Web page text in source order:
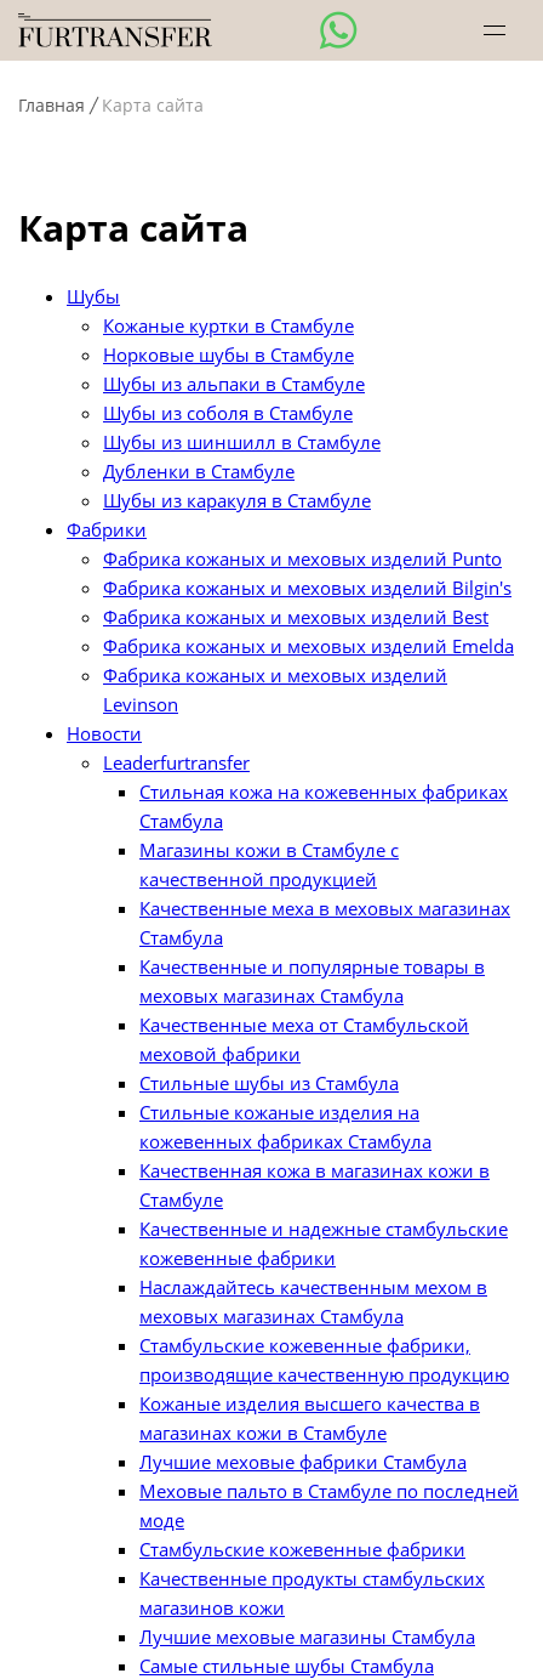
Punto
Bilgin's
Best
Emelda
Levinson
Кожаные куртки
Норка
Альпака
Соболь
Шиншила
Дубленки
Каракуль
Главная Карта сайта
Карта сайта
Шубы
Кожаные куртки в Стамбуле
Норковые шубы в Стамбуле
Шубы из альпаки в Стамбуле
Шубы из соболя в Стамбуле
Шубы из шиншилл в Стамбуле
Дубленки в Стамбуле
Шубы из каракуля в Стамбуле
Фабрики
Фабрика кожаных и меховых изделий Punto
Фабрика кожаных и меховых изделий Bilgin's
Фабрика кожаных и меховых изделий Best
Фабрика кожаных и меховых изделий Emelda
Фабрика кожаных и меховых изделий
Levinson
Новости
Leaderfurtransfer
Стильная кожа на кожевенных фабриках
Стамбула
Магазины кожи в Стамбуле с
качественной продукцией
Качественные меха в меховых магазинах
Стамбула
Качественные и популярные товары в
меховых магазинах Стамбула
Качественные меха от Стамбульской
меховой фабрики
Стильные шубы из Стамбула
Стильные кожаные изделия на
кожевенных фабриках Стамбула
Качественная кожа в магазинах кожи в
Стамбуле
Качественные и надежные стамбульские
кожевенные фабрики
Наслаждайтесь качественным мехом в
меховых магазинах Стамбула
Стамбульские кожевенные фабрики,
производящие качественную продукцию
Кожаные изделия высшего качества в
магазинах кожи в Стамбуле
Лучшие меховые фабрики Стамбула
Меховые пальто в Стамбуле по последней
моде
Стамбульские кожевенные фабрики
Качественные продукты стамбульских
магазинов кожи
Лучшие меховые магазины Стамбула
Самые стильные шубы Стамбула